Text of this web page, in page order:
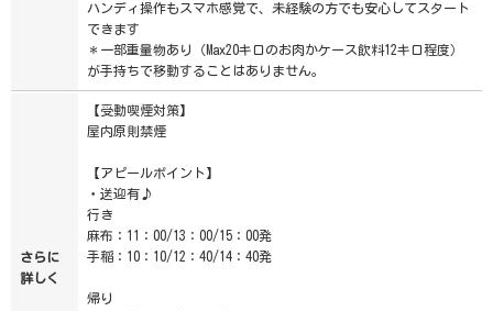
ハンディ操作もスマホ感覚で、未経験の方でも安心してスタート
できます
＊一部重量物あり（Max20キロのお肉かケース飲料12キロ程度）
が手持ちで移動することはありません。
さらに
詳しく
【受動喫煙対策】
屋内原則禁煙
【アピールポイント】
・送迎有♪
行き
麻布：11：00/13：00/15：00発
手稲：10：10/12：40/14：40発
帰り